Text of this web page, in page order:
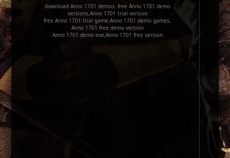
download Anno 1701 demos, free Anno 1701 demo
versions,Anno 1701 trial version
free Anno 1701 trial game,Anno 1701 demo games,
Anno 1701 free demo version
Anno 1701 demo exe,Anno 1701 free version